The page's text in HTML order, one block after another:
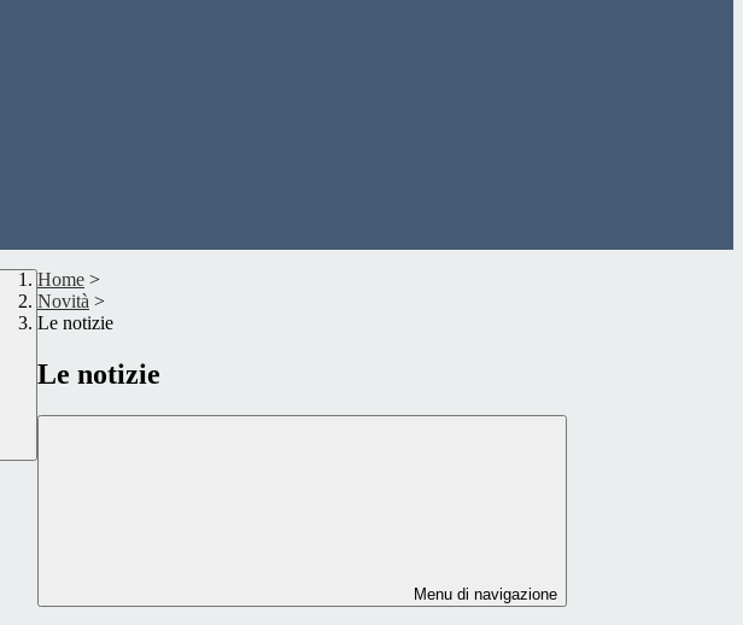
Home >
Novità >
Le notizie
Le notizie
Menu di navigazione